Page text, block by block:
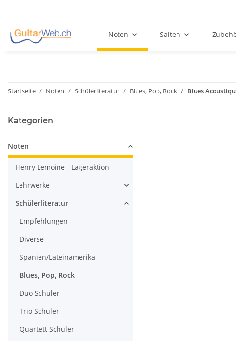
Noten Saiten
Startseite Noten Schülerliteratur Blues, Pop, Rock Blues
Kategorien
Noten
Henry Lemoine - Lageraktion
Lehrwerke
Schülerliteratur
Empfehlungen
Diverse
Spanien/Lateinamerika
Blues, Pop, Rock
Duo Schüler
Trio Schüler
Quartett Schüler